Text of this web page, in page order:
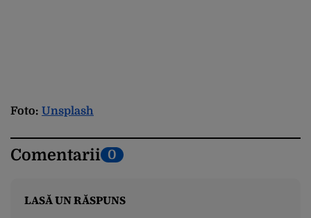
Foto: Unsplash
Comentarii 0
LASĂ UN RĂSPUNS